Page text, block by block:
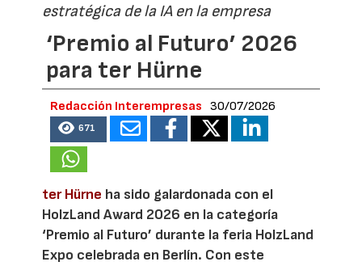
estratégica de la IA en la empresa
‘Premio al Futuro’ 2026
para ter Hürne
Redacción Interempresas 30/07/2026
671
ter Hürne ha sido galardonada con el
HolzLand Award 2026 en la categoría
‘Premio al Futuro’ durante la feria HolzLand
Expo celebrada en Berlín. Con este